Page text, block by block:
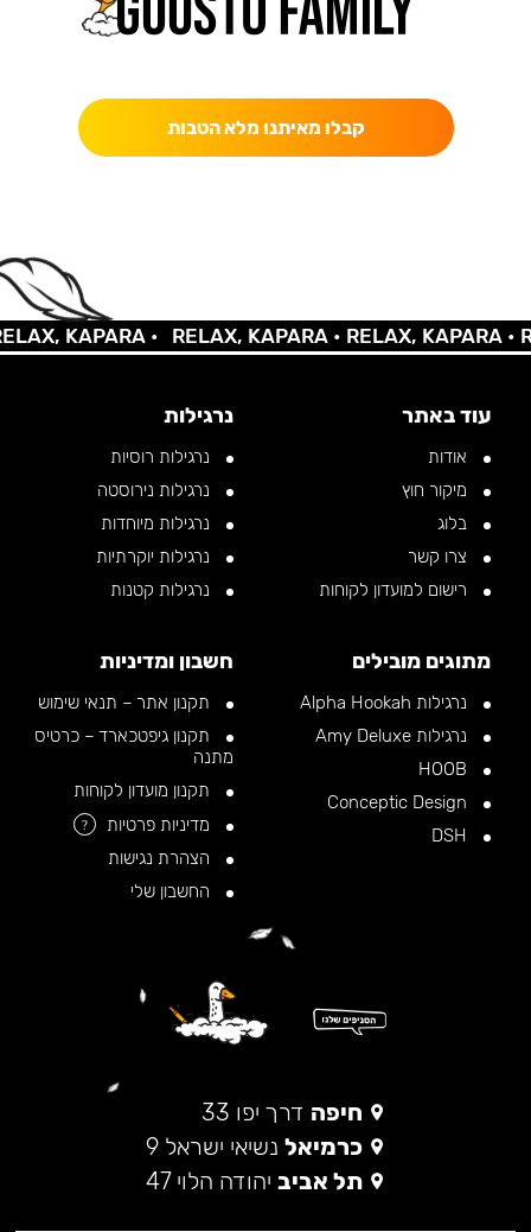
קבלו מאיתנו מלא הטבות
KAPARA • RELAX, KAPARA •RELAX, KAPARA •
עוד באתר
אודות
מיקור חוץ
בלוג
צרו קשר
רישום למועדון לקוחות
נרגילות
נרגילות רוסיות
נרגילות נירוסטה
נרגילות מיוחדות
נרגילות יוקרתיות
נרגילות קטנות
מתוגים מובילים
נרגילות Alpha Hookah
נרגילות Amy Deluxe
חשבון ומדיניות
תקנון אתר – תנאי שימוש
תקנון גיפטכארד – כרטיס
מתנה
תקנון מועדון לקוחות
מדיניות פרטיות
?
הצהרת נגישות
החשבון שלי
חיפה דרך יפו 33
כרמיאל נשיאי ישראל 9
תל אביב יהודה הלוי 47